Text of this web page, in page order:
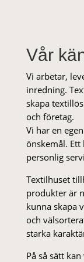
Vår
Vi arbetar,
inredning.
skapa
och företag.
Vi har en
önskemål.
personlig
Textilhuset
produkter är
kunna skapa
och
starka
På så sätt